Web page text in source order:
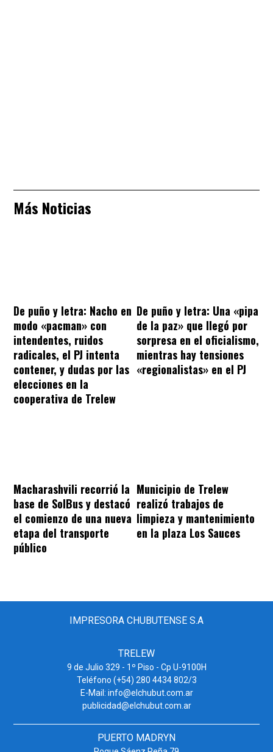
Más Noticias
De puño y letra: Nacho en
modo «pacman» con
intendentes, ruidos
radicales, el PJ intenta
contener, y dudas por las
elecciones en la
cooperativa de Trelew
De puño y letra: Una «pipa
de la paz» que llegó por
sorpresa en el oficialismo,
mientras hay tensiones
«regionalistas» en el PJ
Macharashvili recorrió la
base de SolBus y destacó
el comienzo de una nueva
etapa del transporte
público
Municipio de Trelew
realizó trabajos de
limpieza y mantenimiento
en la plaza Los Sauces
IMPRESORA CHUBUTENSE S.A
TRELEW
9 de Julio 329 - 1º Piso - Cp U-9100H
Teléfono (+54) 280 4434 802/3
E-Mail: info@elchubut.com.ar
publicidad@elchubut.com.ar
PUERTO MADRYN